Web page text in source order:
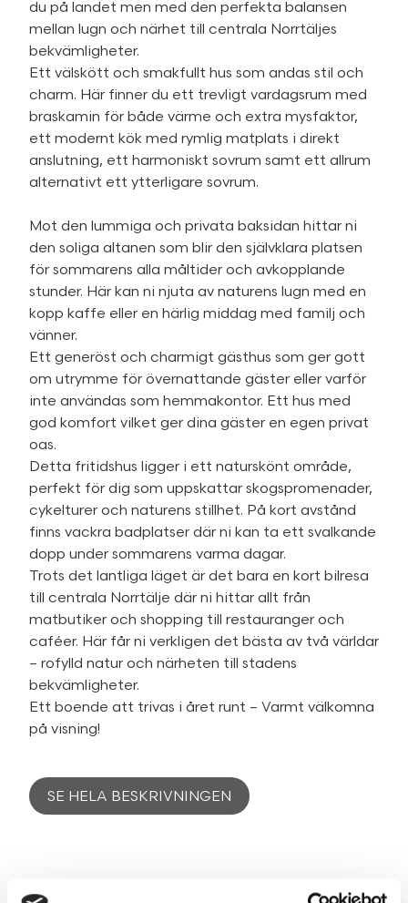
du på landet men med den perfekta balansen
mellan lugn och närhet till centrala Norrtäljes
bekvämligheter.
Ett välskött och smakfullt hus som andas stil och
charm. Här finner du ett trevligt vardagsrum med
braskamin för både värme och extra mysfaktor,
ett modernt kök med rymlig matplats i direkt
anslutning, ett harmoniskt sovrum samt ett allrum
alternativt ett ytterligare sovrum.
Mot den lummiga och privata baksidan hittar ni
den soliga altanen som blir den självklara platsen
för sommarens alla måltider och avkopplande
stunder. Här kan ni njuta av naturens lugn med en
kopp kaffe eller en härlig middag med familj och
vänner.
Ett generöst och charmigt gästhus som ger gott
om utrymme för övernattande gäster eller varför
inte användas som hemmakontor. Ett hus med
god komfort vilket ger dina gäster en egen privat
oas.
Detta fritidshus ligger i ett naturskönt område,
perfekt för dig som uppskattar skogspromenader,
cykelturer och naturens stillhet. På kort avstånd
finns vackra badplatser där ni kan ta ett svalkande
dopp under sommarens varma dagar.
Trots det lantliga läget är det bara en kort bilresa
till centrala Norrtälje där ni hittar allt från
matbutiker och shopping till restauranger och
caféer. Här får ni verkligen det bästa av två världar
– rofylld natur och närheten till stadens
bekvämligheter.
Ett boende att trivas i året runt – Varmt välkomna
på visning!
SE HELA BESKRIVNINGEN